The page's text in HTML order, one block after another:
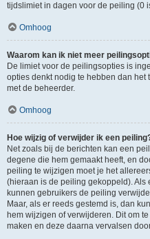
tijdslimiet in dagen voor de peiling (0
Omhoog
Waarom kan ik niet meer
De limiet voor de peilingsopties is
opties denkt nodig te hebben dan
met de beheerder.
Omhoog
Hoe wijzig of verwijder ik een
Net zoals bij de berichten kan een
degene die hem gemaakt heeft, en
peiling te wijzigen moet je het
(hieraan is de peiling gekoppeld). Als
kunnen gebruikers de peiling
Maar, als er reeds gestemd is, dan
hem wijzigen of verwijderen. Dit om
maken en deze daarna vervalsen